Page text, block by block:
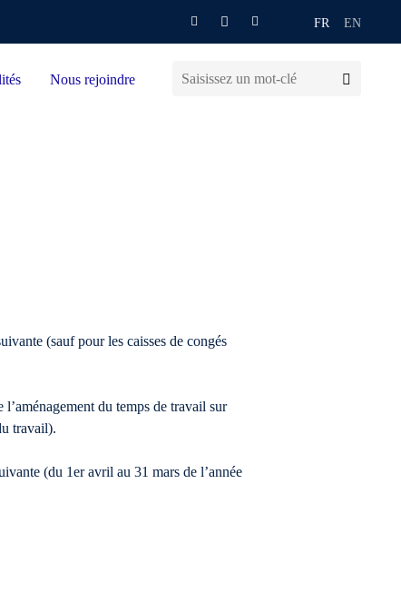
FR EN
Nous rejoindre
(sauf pour les caisses de congés
du temps de travail sur
travail).
(du 1er avril au 31 mars de l’année